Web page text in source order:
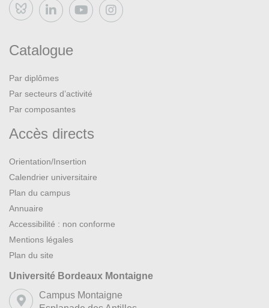
Bluesky
Catalogue
Par diplômes
Par secteurs d’activité
Par composantes
Accès directs
Orientation/Insertion
Calendrier universitaire
Plan du campus
Annuaire
Accessibilité : non conforme
Mentions légales
Plan du site
Université Bordeaux Montaigne
Campus Montaigne